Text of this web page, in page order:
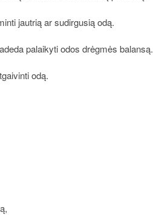
jautrią ar sudirgusią odą.
palaikyti odos drėgmės balansą.
odą.